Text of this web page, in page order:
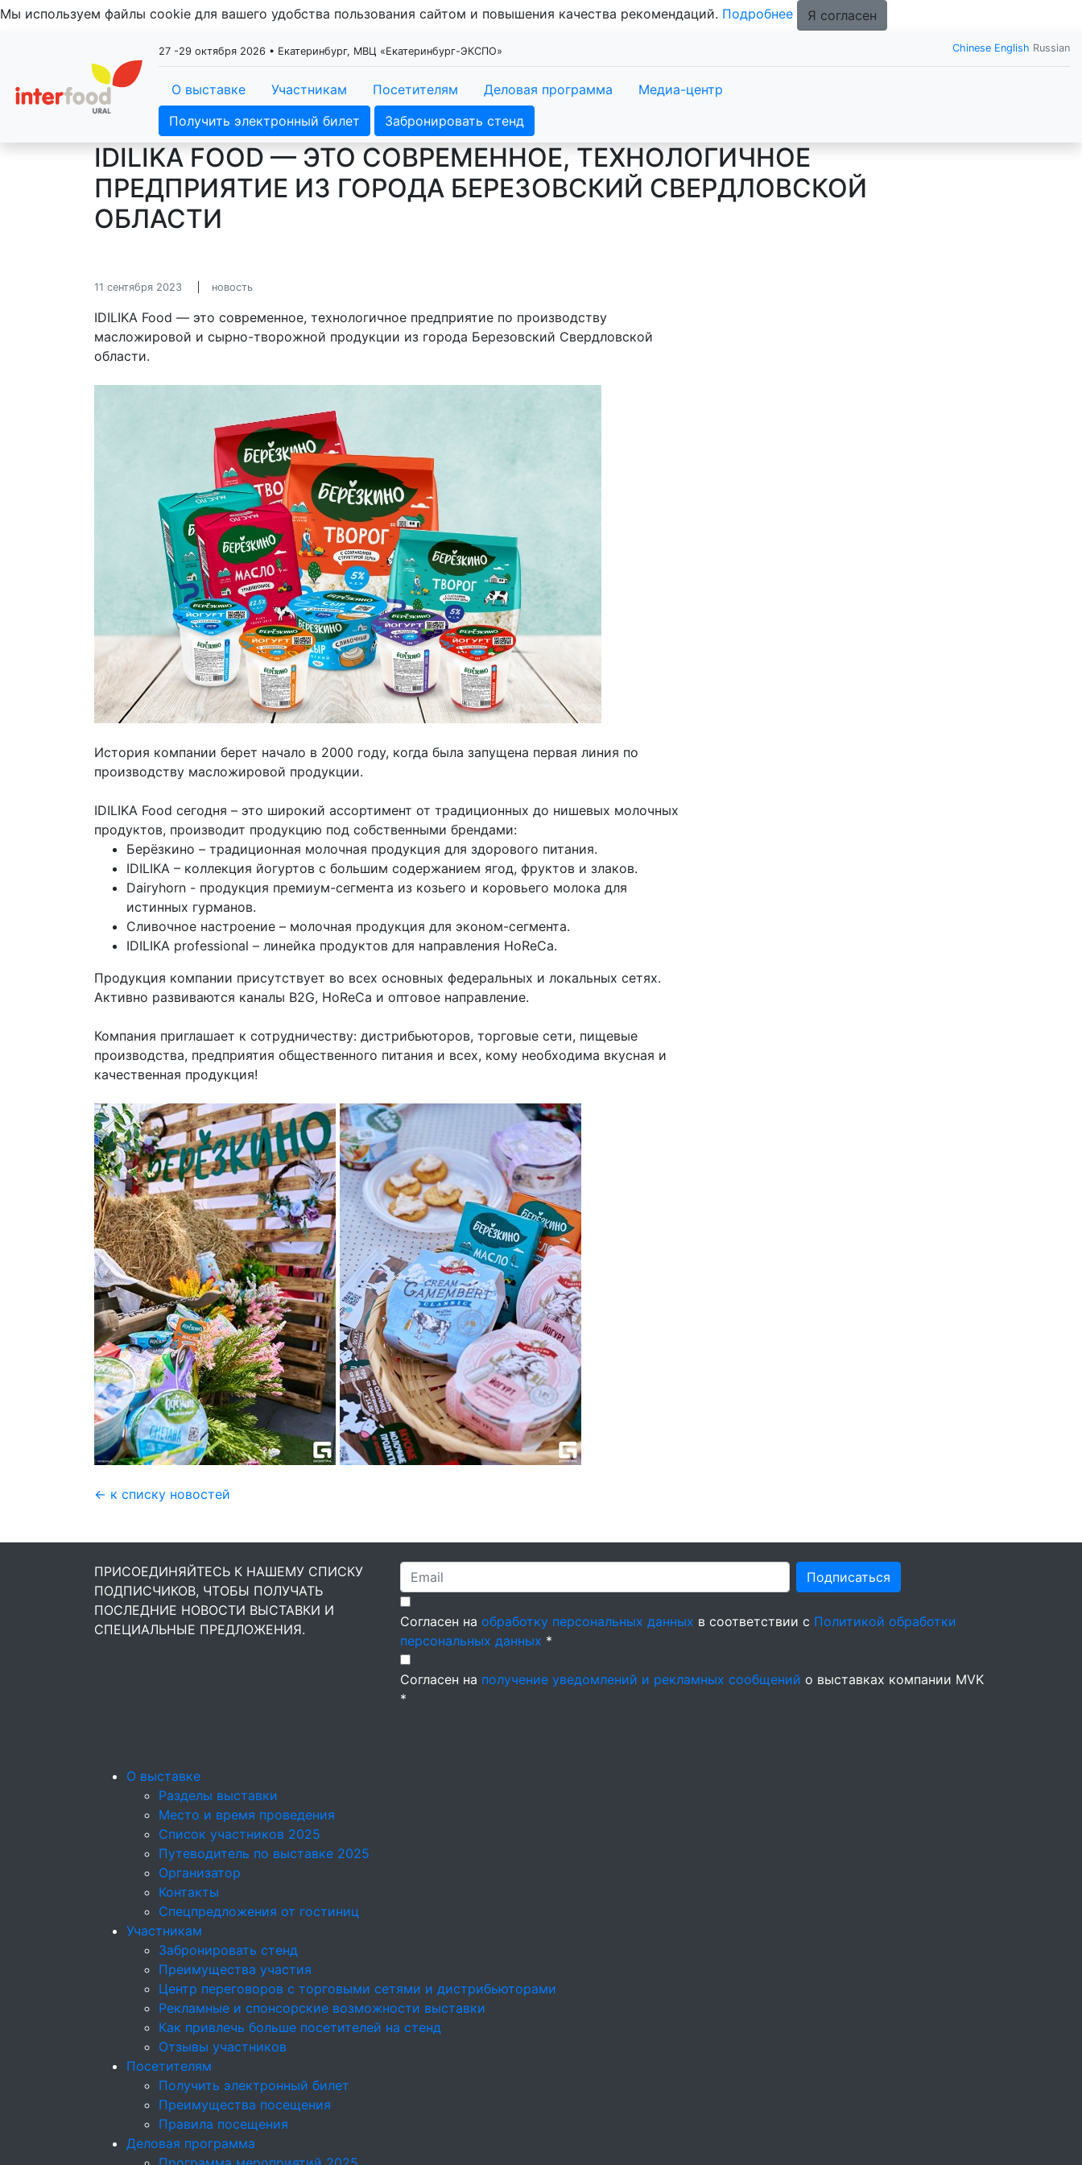
Мы используем файлы cookie для вашего удобства пользования сайтом и повышения качества рекомендаций. Подробнее Я согласен
27 -29 октября 2026 • Екатеринбург, МВЦ «Екатеринбург-ЭКСПО» Chinese English Russian
О выставке Участникам Посетителям Деловая программа
Медиа-центр
Получить электронный билет
Забронировать стенд
IDILIKA FOOD — ЭТО СОВРЕМЕННОЕ, ТЕХНОЛОГИЧНОЕ
ПРЕДПРИЯТИЕ ИЗ ГОРОДА БЕРЕЗОВСКИЙ СВЕРДЛОВСКОЙ
ОБЛАСТИ
11 сентября 2023 новость
IDILIKA Food — это современное, технологичное предприятие по производству
масложировой и сырно-творожной продукции из города Березовский Свердловской
области.
История компании берет начало в 2000 году, когда была запущена первая линия по
производству масложировой продукции.
IDILIKA Food сегодня – это широкий ассортимент от традиционных до нишевых молочных
продуктов, производит продукцию под собственными брендами:
Берёзкино – традиционная молочная продукция для здорового питания.
IDILIKA – коллекция йогуртов с большим содержанием ягод, фруктов и злаков.
Dairyhorn - продукция премиум-сегмента из козьего и коровьего молока для
истинных гурманов.
Сливочное настроение – молочная продукция для эконом-сегмента.
IDILIKA professional – линейка продуктов для направления HoReCa.
Продукция компании присутствует во всех основных федеральных и локальных сетях.
Активно развиваются каналы B2G, HoReCa и оптовое направление.
Компания приглашает к сотрудничеству: дистрибьюторов, торговые сети, пищевые
производства, предприятия общественного питания и всех, кому необходима вкусная и
качественная продукция!
← к списку новостей
ПРИСОЕДИНЯЙТЕСЬ К НАШЕМУ СПИСКУ
ПОДПИСЧИКОВ, ЧТОБЫ ПОЛУЧАТЬ
ПОСЛЕДНИЕ НОВОСТИ ВЫСТАВКИ И
СПЕЦИАЛЬНЫЕ ПРЕДЛОЖЕНИЯ.
Подписаться
Согласен на обработку персональных данных в соответствии с Политикой обработки
персональных данных *
Согласен на получение уведомлений и рекламных сообщений о выставках компании MVK
*
О выставке
Разделы выставки
Место и время проведения
Список участников 2025
Путеводитель по выставке 2025
Организатор
Контакты
Спецпредложения от гостиниц
Участникам
Забронировать стенд
Преимущества участия
Центр переговоров с торговыми сетями и дистрибьюторами
Рекламные и спонсорские возможности выставки
Как привлечь больше посетителей на стенд
Отзывы участников
Посетителям
Получить электронный билет
Преимущества посещения
Правила посещения
Деловая программа